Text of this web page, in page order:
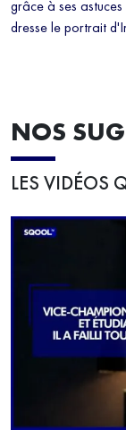
grâce à ses
dresse le portrait
NOS
LES VIDÉOS